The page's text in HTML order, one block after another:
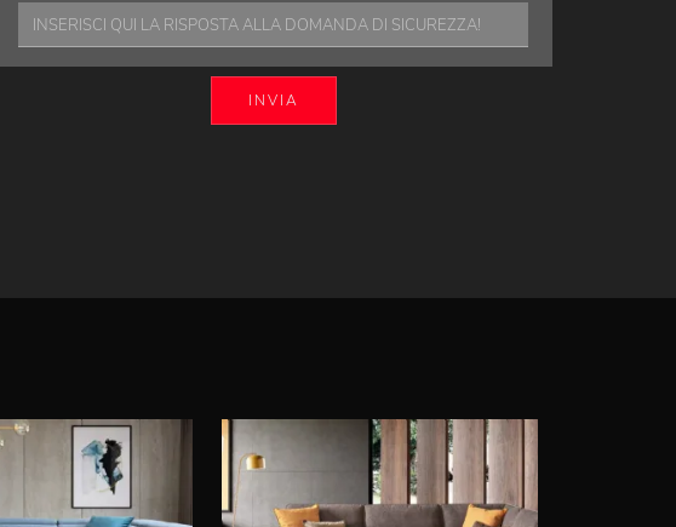
INVIA